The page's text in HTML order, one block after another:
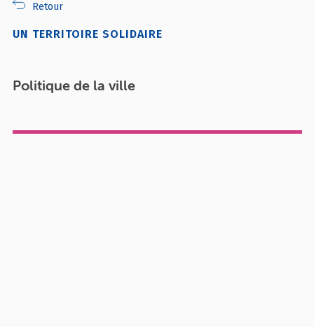
Retour
UN TERRITOIRE SOLIDAIRE
Politique de la ville